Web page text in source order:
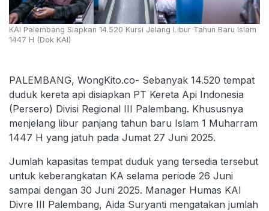
KAI Palembang Siapkan 14.520 Kursi Jelang Libur Tahun Baru Islam
1447 H (Dok KAI)
PALEMBANG, WongKito.co- Sebanyak 14.520 tempat
duduk kereta api disiapkan PT Kereta Api Indonesia
(Persero) Divisi Regional III Palembang. Khususnya
menjelang libur panjang tahun baru Islam 1 Muharram
1447 H yang jatuh pada Jumat 27 Juni 2025.
Jumlah kapasitas tempat duduk yang tersedia tersebut
untuk keberangkatan KA selama periode 26 Juni
sampai dengan 30 Juni 2025. Manager Humas KAI
Divre III Palembang, Aida Suryanti mengatakan jumlah